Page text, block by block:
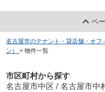
ペ
名古屋市のテナント・貸店舗・オフ
ン）
> 物件一覧
市区町村から探す
名古屋市中区 / 名古屋市中